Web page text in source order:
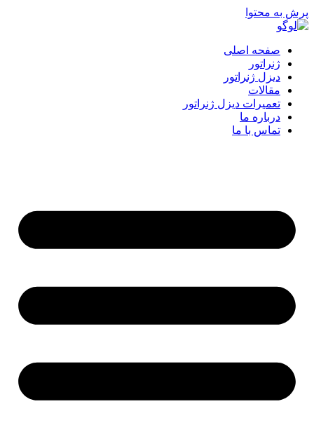
پرش به محتوا
صفحه اصلی
ژنراتور
دیزل ژنراتور
مقالات
تعمیرات دیزل ژنراتور
درباره ما
تماس با ما